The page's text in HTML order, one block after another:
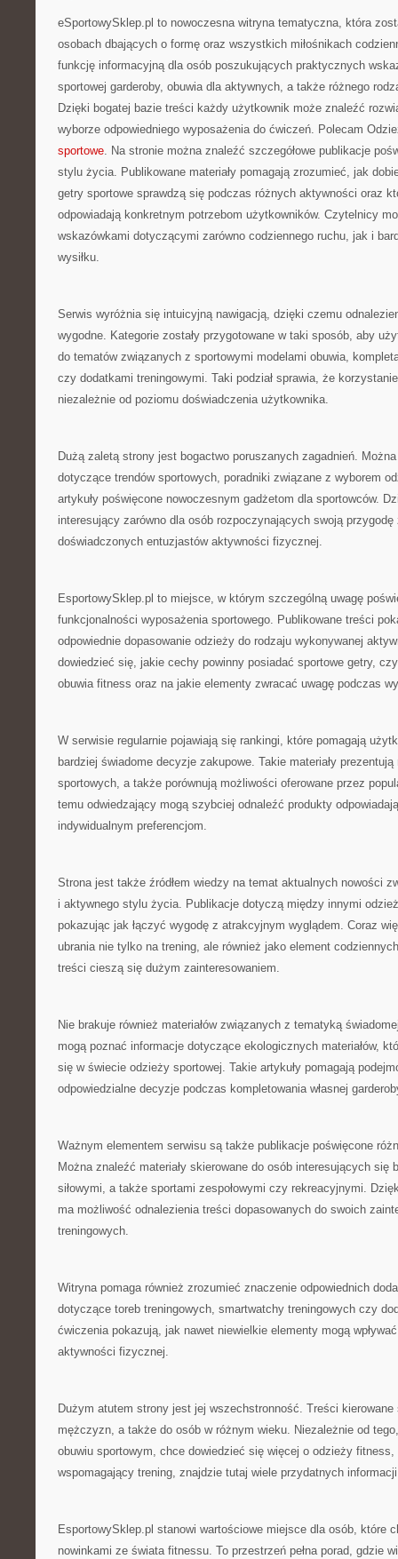
eSportowySklep.pl to nowoczesna witryna tematyczna, która
osobach dbających o formę oraz wszystkich miłośnikach
funkcję informacyjną dla osób poszukujących praktycznych
sportowej garderoby, obuwia dla aktywnych, a także różnego
Dzięki bogatej bazie treści każdy użytkownik może znaleźć
wyborze odpowiedniego wyposażenia do ćwiczeń. Polecam
sportowe. Na stronie można znaleźć szczegółowe publikacje
stylu życia. Publikowane materiały pomagają zrozumieć, jak
getry sportowe sprawdzą się podczas różnych aktywności oraz
odpowiadają konkretnym potrzebom użytkowników. Czytelnicy
wskazówkami dotyczącymi zarówno codziennego ruchu, jak i
wysiłku.
Serwis wyróżnia się intuicyjną nawigacją, dzięki czemu
wygodne. Kategorie zostały przygotowane w taki sposób, aby
do tematów związanych z sportowymi modelami obuwia,
czy dodatkami treningowymi. Taki podział sprawia, że
niezależnie od poziomu doświadczenia użytkownika.
Dużą zaletą strony jest bogactwo poruszanych zagadnień.
dotyczące trendów sportowych, poradniki związane z wyborem
artykuły poświęcone nowoczesnym gadżetom dla sportowców.
interesujący zarówno dla osób rozpoczynających swoją
doświadczonych entuzjastów aktywności fizycznej.
EsportowySklep.pl to miejsce, w którym szczególną uwagę
funkcjonalności wyposażenia sportowego. Publikowane treści
odpowiednie dopasowanie odzieży do rodzaju wykonywanej
dowiedzieć się, jakie cechy powinny posiadać sportowe getry,
obuwia fitness oraz na jakie elementy zwracać uwagę podczas
W serwisie regularnie pojawiają się rankingi, które pomagają
bardziej świadome decyzje zakupowe. Takie materiały
sportowych, a także porównują możliwości oferowane przez
temu odwiedzający mogą szybciej odnaleźć produkty
indywidualnym preferencjom.
Strona jest także źródłem wiedzy na temat aktualnych nowości
i aktywnego stylu życia. Publikacje dotyczą między innymi
pokazując jak łączyć wygodę z atrakcyjnym wyglądem. Coraz
ubrania nie tylko na trening, ale również jako element
treści cieszą się dużym zainteresowaniem.
Nie brakuje również materiałów związanych z tematyką
mogą poznać informacje dotyczące ekologicznych materiałów,
się w świecie odzieży sportowej. Takie artykuły pomagają
odpowiedzialne decyzje podczas kompletowania własnej
Ważnym elementem serwisu są także publikacje poświęcone
Można znaleźć materiały skierowane do osób interesujących się
siłowymi, a także sportami zespołowymi czy rekreacyjnymi.
ma możliwość odnalezienia treści dopasowanych do swoich
treningowych.
Witryna pomaga również zrozumieć znaczenie odpowiednich
dotyczące toreb treningowych, smartwatchy treningowych czy
ćwiczenia pokazują, jak nawet niewielkie elementy mogą
aktywności fizycznej.
Dużym atutem strony jest jej wszechstronność. Treści
mężczyzn, a także do osób w różnym wieku. Niezależnie od
obuwiu sportowym, chce dowiedzieć się więcej o odzieży
wspomagający trening, znajdzie tutaj wiele przydatnych
EsportowySklep.pl stanowi wartościowe miejsce dla osób, które
nowinkami ze świata fitnessu. To przestrzeń pełna porad, gdzie